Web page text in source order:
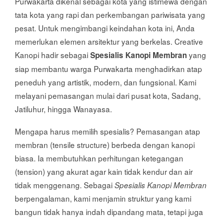
tata kota yang rapi dan perkembangan pariwisata yang
pesat. Untuk mengimbangi keindahan kota ini, Anda
memerlukan elemen arsitektur yang berkelas. Creative
Kanopi hadir sebagaiSpesialis Kanopi Membranyang
siap membantu warga Purwakarta menghadirkan atap
peneduh yang artistik, modern, dan fungsional. Kami
melayani pemasangan mulai dari pusat kota, Sadang,
Jatiluhur, hingga Wanayasa.
Mengapa harus memilih spesialis? Pemasangan atap
membran (tensile structure) berbeda dengan kanopi
biasa. Ia membutuhkan perhitungan ketegangan
(tension) yang akurat agar kain tidak kendur dan air
tidak menggenang. SebagaiSpesialis Kanopi Membran
berpengalaman, kami menjamin struktur yang kami
bangun tidak hanya indah dipandang mata, tetapi juga